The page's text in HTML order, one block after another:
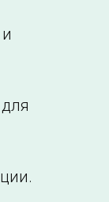
между
и АО